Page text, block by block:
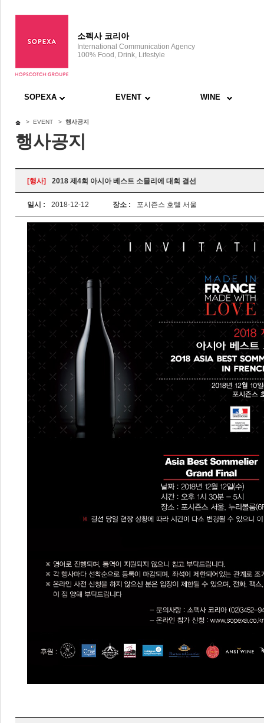
소펙사 코리아
International Communication Agency
100% Food, Drink, Lifestyle
SOPEXA EVENT WINE
> EVENT > 행사공지
행사공지
[행사] 2018 제4회 아시아 베스트 소믈리에 대회 결선
일시 : 2018-12-12 장소 : 포시즌스 호텔 서울